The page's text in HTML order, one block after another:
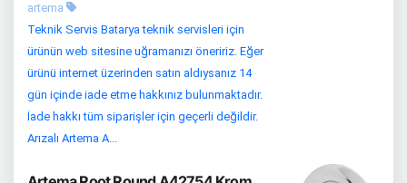
artema
Teknik Servis Batarya teknik servisleri için
ürünün web sitesine uğramanızı öneririz. Eğer
ürünü internet üzerinden satın aldıysanız 14
gün içinde iade etme hakkınız bulunmaktadır.
İade hakkı tüm siparişler için geçerli değildir.
Arızalı Artema A...